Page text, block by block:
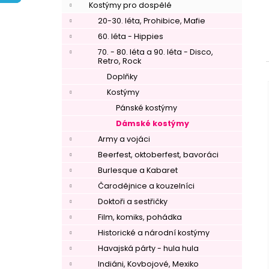
Kostýmy pro dospělé
20-30. léta, Prohibice, Mafie
60. léta - Hippies
70. - 80. léta a 90. léta - Disco,
Retro, Rock
Doplňky
Kostýmy
Pánské kostýmy
Dámské kostýmy
Army a vojáci
Beerfest, oktoberfest, bavoráci
Burlesque a Kabaret
Čarodějnice a kouzelníci
Doktoři a sestřičky
Film, komiks, pohádka
Historické a národní kostýmy
Havajská párty - hula hula
Indiáni, Kovbojové, Mexiko